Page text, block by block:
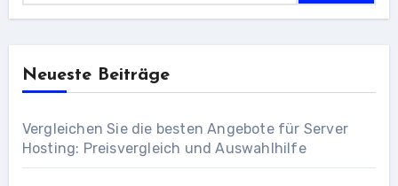
Neueste Beiträge
Vergleichen Sie die besten Angebote für Server
Hosting: Preisvergleich und Auswahlhilfe